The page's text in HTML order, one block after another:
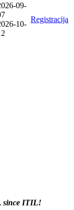
09-
10-
Registracija
since ITIL!